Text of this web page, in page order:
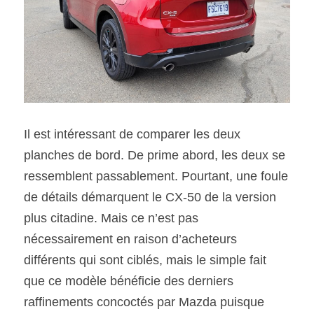
Il est intéressant de comparer les deux
planches de bord. De prime abord, les deux se
ressemblent passablement. Pourtant, une foule
de détails démarquent le CX-50 de la version
plus citadine. Mais ce n’est pas
nécessairement en raison d’acheteurs
différents qui sont ciblés, mais le simple fait
que ce modèle bénéficie des derniers
raffinements concoctés par Mazda puisque